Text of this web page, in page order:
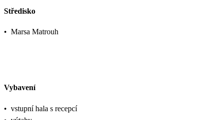
Středisko
• Marsa Matrouh
Vybavení
• vstupní hala s recepcí